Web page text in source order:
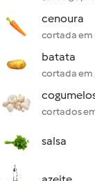
cenoura
cortada em
batata
cortada em
cortados
salsa